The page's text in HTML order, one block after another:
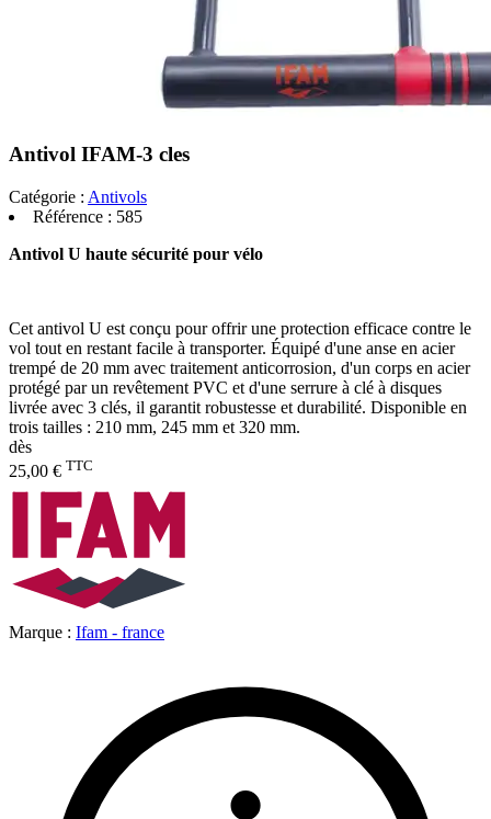
Antivol IFAM-3 cles
Catégorie : Antivols
Référence : 585
Antivol U haute sécurité pour vélo
Cet antivol U est conçu pour offrir une protection efficace contre le
vol tout en restant facile à transporter. Équipé d'une anse en acier
trempé de 20 mm avec traitement anticorrosion, d'un corps en acier
protégé par un revêtement PVC et d'une serrure à clé à disques
livrée avec 3 clés, il garantit robustesse et durabilité. Disponible en
trois tailles : 210 mm, 245 mm et 320 mm.
dès
25,00 € TTC
Marque : Ifam - france